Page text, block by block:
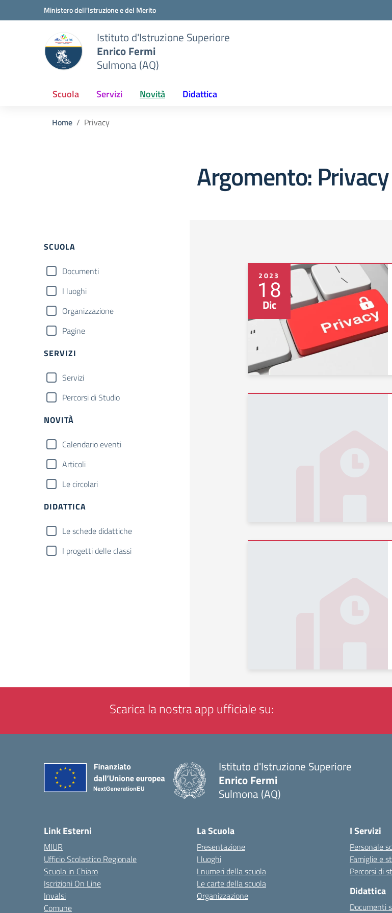
Vai ai contenuti
Vai al menu di navigazioneMinistero dell'Istruzione e del Merito
Istituto d'Istruzione Superiore
Enrico Fermi
Sulmona (AQ)
Scuola Servizi Novità Didattica
Home Privacy
Argomento: Privacy
Filtri
SCUOLA
Documenti
I luoghi
Organizzazione
Pagine
SERVIZI
Servizi
Percorsi di Studio
NOVITÀ
Calendario eventi
Articoli
Le circolari
DIDATTICA
Le schede didattiche
I progetti delle classi
2023
18
Dic
Scarica la nostra app ufficiale su:
Istituto d'Istruzione Superiore
Enrico Fermi
Sulmona (AQ)
Link Esterni
MIUR
Ufficio Scolastico Regionale
Scuola in Chiaro
Iscrizioni On Line
Invalsi
Comune
La Scuola
Presentazione
I luoghi
I numeri della scuola
Le carte della scuola
Organizzazione
I Servizi
Personale
Famiglie e
Percorsi di
Didattica
Documenti